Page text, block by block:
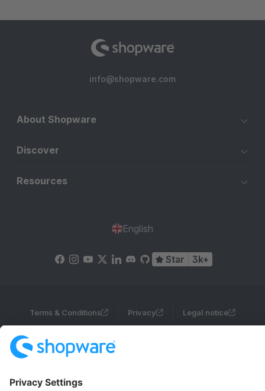
info@shopware.com
About Shopware
Discover
Resources
English
Star 3k+
Terms & Conditions Privacy Legal notice
Copyright © shopware AG - All rights reserved